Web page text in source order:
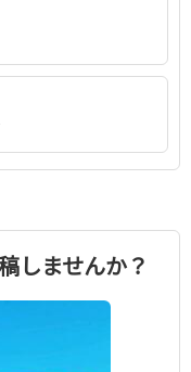
しませんか？